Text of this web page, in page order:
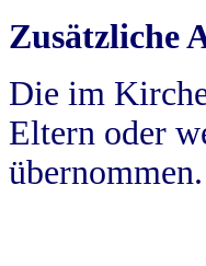
Zusätzliche
Die im
Eltern oder
übernommen.